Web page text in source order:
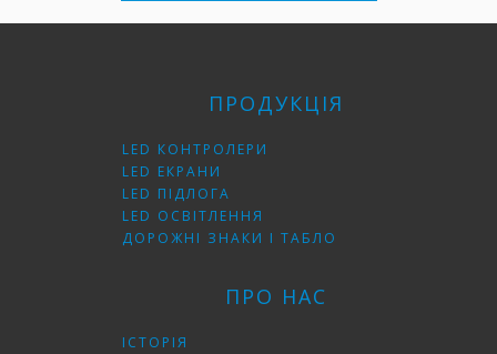
ПРОДУКЦІЯ
LED КОНТРОЛЕРИ
LED ЕКРАНИ
LED ПІДЛОГА
LED ОСВІТЛЕННЯ
ДОРОЖНІ ЗНАКИ І ТАБЛО
ПРО НАС
ІСТОРІЯ